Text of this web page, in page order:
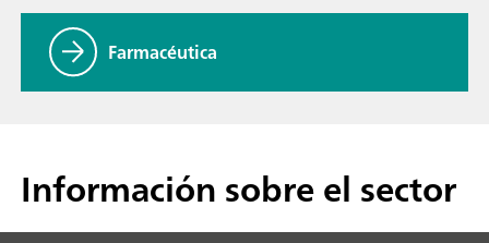
Farmacéutica
Información sobre el sector